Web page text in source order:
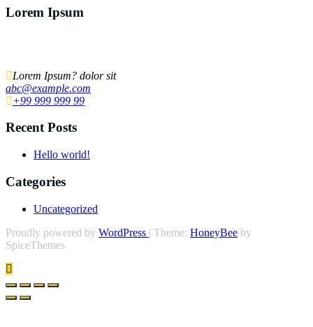
Lorem Ipsum
Lorem Ipsum? dolor sit
abc@example.com
+99 999 999 99
Recent Posts
Hello world!
Categories
Uncategorized
Proudly powered by WordPress | Theme: HoneyBee by
SpiceThemes